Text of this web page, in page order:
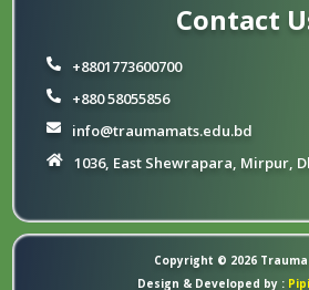
Contact
+8801773600700
+880 58055856
info@traumamats.edu.bd
1036, East Shewrapara, Mirpur,
Copyright © 2026 Trauma
Design & Developed by :